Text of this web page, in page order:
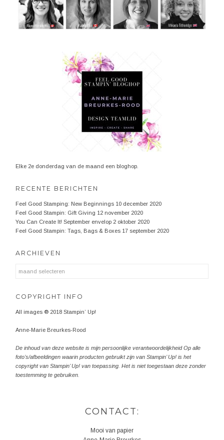
Elke 2e donderdag van de maand een bloghop.
RECENTE BERICHTEN
Feel Good Stamping: New Beginnings 10 december 2020
Feel Good Stampin: Gift Giving 12 november 2020
You Can Create It! September envelop 2 oktober 2020
Feel Good Stampin: Tags, Bags & Boxes 17 september 2020
ARCHIEVEN
COPYRIGHT INFO
All images ® 2018 Stampin’ Up!
Anne-Marie Breurkes-Rood
De inhoud van deze website is mijn persoonlijke verantwoordelijkheid Op alle
foto’s/afbeeldingen waarin producten gebruikt zijn van Stampin’ Up! is het
copyright van Stampin’ Up! van toepassing. Het is niet toegestaan deze zonder
toestemming te gebruiken.
CONTACT:
Mooi van papier